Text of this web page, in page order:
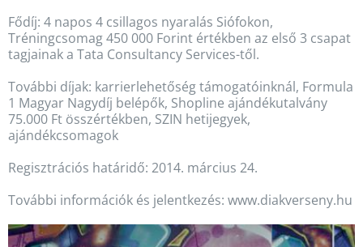
Fődíj: 4 napos 4 csillagos nyaralás Siófokon,
Tréningcsomag 450 000 Forint értékben az első 3 csapat
tagjainak a Tata Consultancy Services-től.
További díjak: karrierlehetőség támogatóinknál, Formula
1 Magyar Nagydíj belépők, Shopline ajándékutalvány
75.000 Ft összértékben, SZIN hetijegyek,
ajándékcsomagok
Regisztrációs határidő: 2014. március 24.
További információk és jelentkezés: www.diakverseny.hu